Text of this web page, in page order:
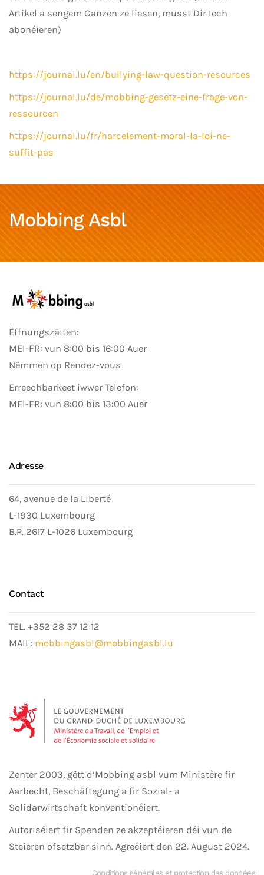
Artikel a sengem Ganzen ze liesen, musst Dir Iech
abonéieren)
https://journal.lu/en/bullying-law-question-resources
https://journal.lu/de/mobbing-gesetz-eine-frage-von-
ressourcen
https://journal.lu/fr/harcelement-moral-la-loi-ne-
suffit-pas
Mobbing Asbl
Ëffnungszäiten:
MEI-FR: vun 8:00 bis 16:00 Auer
Nëmmen op Rendez-vous
Erreechbarkeet iwwer Telefon:
MEI-FR: vun 8:00 bis 13:00 Auer
Adresse
64, avenue de la Liberté
L-1930 Luxembourg
B.P. 2617 L-1026 Luxembourg
Contact
TEL. +352 28 37 12 12
MAIL: mobbingasbl@mobbingasbl.lu
Zenter 2003, gëtt d’Mobbing asbl vum Ministère fir
Aarbecht, Beschäftegung a fir Sozial- a
Solidarwirtschaft konventionéiert.
Autoriséiert fir Spenden ze akzeptéieren déi vun de
Steieren ofsetzbar sinn. Agreéiert den 22. August 2024.
Conditions générales et protection des données